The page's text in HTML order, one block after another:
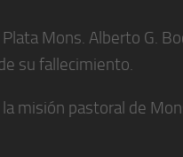
Mons. Alberto G.
su fallecimiento.
misión pastoral de